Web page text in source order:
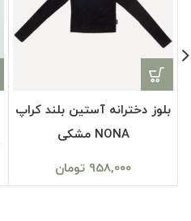
بلوز دخترانه آستین بلند کراپ
NONA مشکی
958,000 تومان